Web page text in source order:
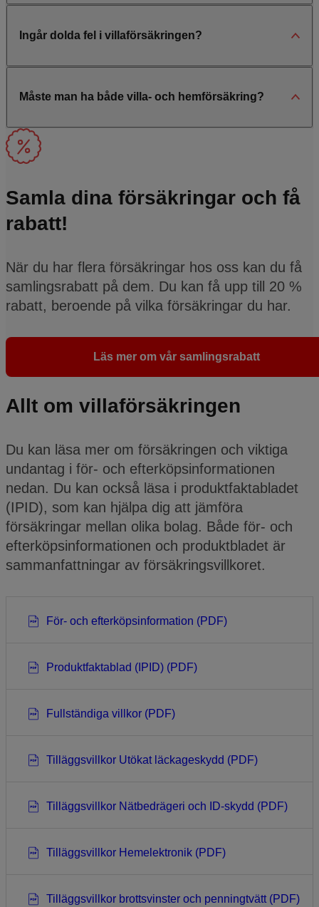
Ingår dolda fel i villaförsäkringen?
Måste man ha både villa- och hemförsäkring?
Samla dina försäkringar och få
rabatt!
När du har flera försäkringar hos oss kan du få
samlingsrabatt på dem. Du kan få upp till 20 %
rabatt, beroende på vilka försäkringar du har.
Läs mer om vår samlingsrabatt
Allt om villaförsäkringen
Du kan läsa mer om försäkringen och viktiga
undantag i för- och efterköpsinformationen
nedan. Du kan också läsa i produktfaktabladet
(IPID), som kan hjälpa dig att jämföra
försäkringar mellan olika bolag. Både för- och
efterköpsinformationen och produktbladet är
sammanfattningar av försäkringsvillkoret.
För- och efterköps­information (PDF)
Produktfakta­blad (IPID) (PDF)
Fullständiga villkor (PDF)
Tilläggsvillkor Utökat läckageskydd (PDF)
Tilläggsvillkor Nätbedrägeri och ID-skydd (PDF)
Tilläggsvillkor Hemelektronik (PDF)
Tilläggsvillkor brottsvinster och penningtvätt (PDF)